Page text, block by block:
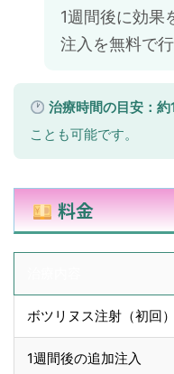
1週間後に効果
注入を無料で行
治療時間の目安：約
ことも可能です。
料金
ボツリヌス注射（初回）
1週間後の追加注入